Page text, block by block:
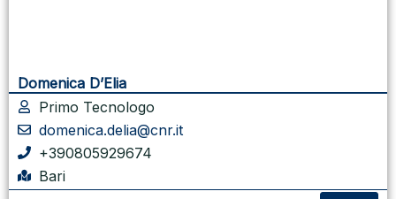
Domenica D’Elia
Primo Tecnologo
domenica.delia@cnr.it
+390805929674
Bari